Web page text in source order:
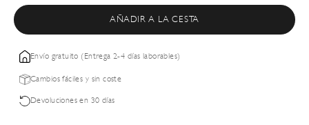
AÑADIR A LA CESTA
Envío gratuito (Entrega 2-4 días laborables)
Cambios fáciles y sin coste
Devoluciones en 30 días